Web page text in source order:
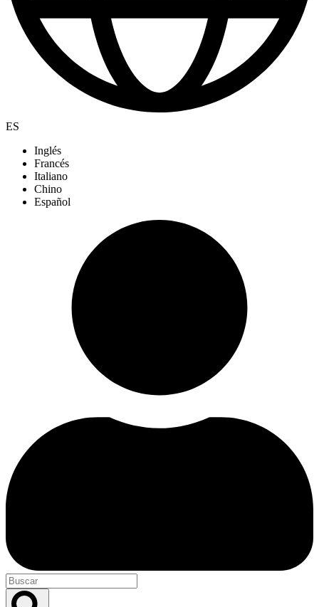
ES
Inglés
Francés
Italiano
Chino
Español